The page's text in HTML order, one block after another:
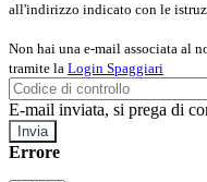
all'indirizzo indicato con le
Non hai una e-mail associata al
tramite la Login Spaggiari
E-mail inviata, si prega di
Errore